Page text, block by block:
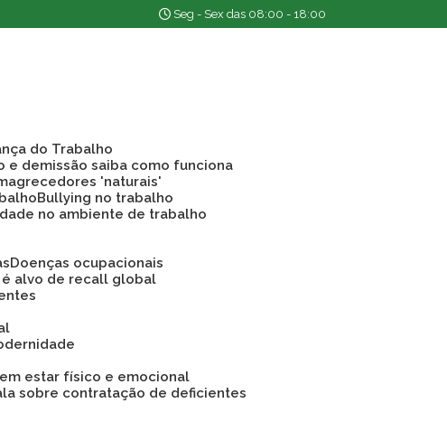
Seg - Sex das 08:00 - 18:00
do Trabalho
e demissão saiba como funciona
'naturais'
Bullying no trabalho
no ambiente de trabalho
Doenças ocupacionais
é alvo de recall global
estar físico e emocional
sobre contratação de deficientes